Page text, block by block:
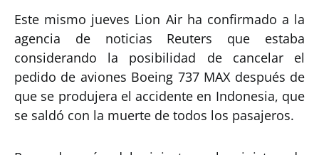
Este mismo jueves Lion Air ha confirmado a la
agencia de noticias Reuters que estaba
considerando la posibilidad de cancelar el
pedido de aviones Boeing 737 MAX después de
que se produjera el accidente en Indonesia, que
se saldó con la muerte de todos los pasajeros.